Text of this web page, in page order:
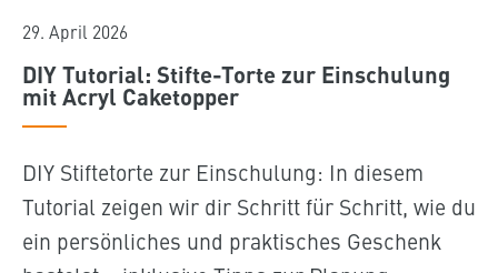
29. April 2026
DIY Tutorial: Stifte-Torte zur Einschulung
mit Acryl Caketopper
DIY Stiftetorte zur Einschulung: In diesem
Tutorial zeigen wir dir Schritt für Schritt, wie du
ein persönliches und praktisches Geschenk